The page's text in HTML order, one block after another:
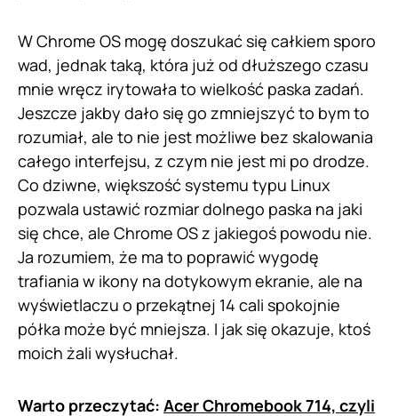
W Chrome OS mogę doszukać się całkiem sporo
wad, jednak taką, która już od dłuższego czasu
mnie wręcz irytowała to wielkość paska zadań.
Jeszcze jakby dało się go zmniejszyć to bym to
rozumiał, ale to nie jest możliwe bez skalowania
całego interfejsu, z czym nie jest mi po drodze.
Co dziwne, większość systemu typu Linux
pozwala ustawić rozmiar dolnego paska na jaki
się chce, ale Chrome OS z jakiegoś powodu nie.
Ja rozumiem, że ma to poprawić wygodę
trafiania w ikony na dotykowym ekranie, ale na
wyświetlaczu o przekątnej 14 cali spokojnie
półka może być mniejsza. I jak się okazuje, ktoś
moich żali wysłuchał.
Warto przeczytać: Acer Chromebook 714, czyli